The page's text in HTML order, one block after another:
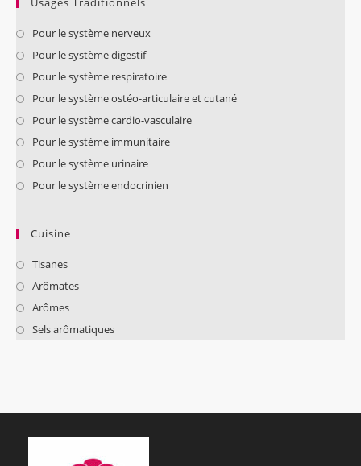
Pour le système nerveux
Pour le système digestif
Pour le système respiratoire
Pour le système ostéo-articulaire et cutané
Pour le système cardio-vasculaire
Pour le système immunitaire
Pour le système urinaire
Pour le système endocrinien
Cuisine
Tisanes
Arômates
Arômes
Sels arômatiques